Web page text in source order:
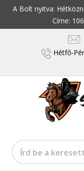
A Bolt nyitva:
Címe:
Hétfő-